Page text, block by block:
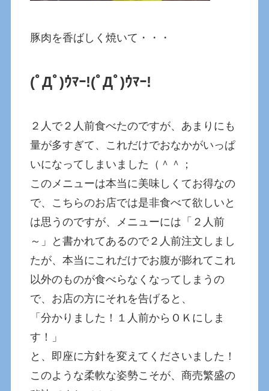
豚肉を香ばしく焼いて・・・
(ﾟДﾟ)ｳﾏｰ!(ﾟДﾟ)ｳﾏｰ!
２人で２人前食べたのですが、あまりにも
量が多すぎて、これだけでおなかがいっぱ
いになってしまいました（＾＾；
このメニューは本当に美味しくてお得なの
で、こちらのお店では是非食べて欲しいと
は思うのですが、メニューには「２人前
～」と書かれてあるので２人前注文しまし
たが、本当にこれだけでお腹が膨れてこれ
以外のものが食べらなくなってしまうの
で、お店の方にそれを告げると、
「分かりました！１人前からＯＫにしま
す！」
と、即座に方針を変えてくださいました！
このような柔軟な姿勢こそが、商売繁盛の